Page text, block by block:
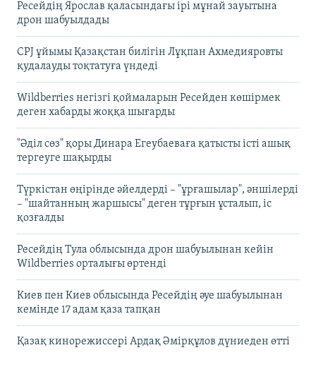
Ресейдің Ярослав қаласындағы ірі мұнай зауытына
дрон шабуылдады
CPJ ұйымы Қазақстан билігін Лұқпан Ахмедияровты
қудалауды тоқтатуға үндеді
Wildberries негізгі қоймаларын Ресейден көшірмек
деген хабарды жоққа шығарды
"Әділ сөз" қоры Динара Егеубаеваға қатысты істі ашық
тергеуге шақырды
Түркістан өңірінде әйелдерді – "ұрғашылар", әншілерді
– "шайтанның жаршысы" деген тұрғын ұсталып, іс
қозғалды
Ресейдің Тула облысында дрон шабуылынан кейін
Wildberries орталығы өртенді
Киев пен Киев облысында Ресейдің әуе шабуылынан
кемінде 17 адам қаза тапқан
Қазақ кинорежиссері Ардақ Әмірқұлов дүниеден өтті